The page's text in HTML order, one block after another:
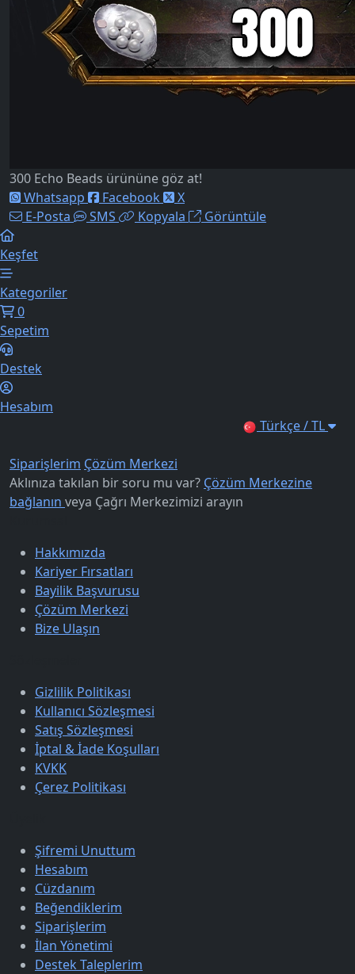
300 Echo Beads ürününe göz at!
Whatsapp
Facebook
X
E-Posta
SMS Kopyala Görüntüle
Keşfet
Kategoriler
0
Sepetim
Destek
Hesabım
Türkçe / TL
Siparişlerim Çözüm Merkezi
Aklınıza takılan bir soru mu var? Çözüm Merkezine
bağlanın veya Çağrı Merkezimizi arayın
Hakkımızda
Kariyer Fırsatları
Bayilik Başvurusu
Çözüm Merkezi
Bize Ulaşın
Gizlilik Politikası
Kullanıcı Sözleşmesi
Satış Sözleşmesi
İptal & İade Koşulları
KVKK
Çerez Politikası
Şifremi Unuttum
Hesabım
Cüzdanım
Beğendiklerim
Siparişlerim
İlan Yönetimi
Destek Taleplerim